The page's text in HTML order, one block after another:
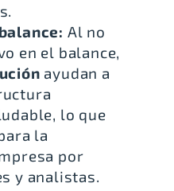
Al no
en el balance,
ayudan a
lo que
la
por
y analistas.